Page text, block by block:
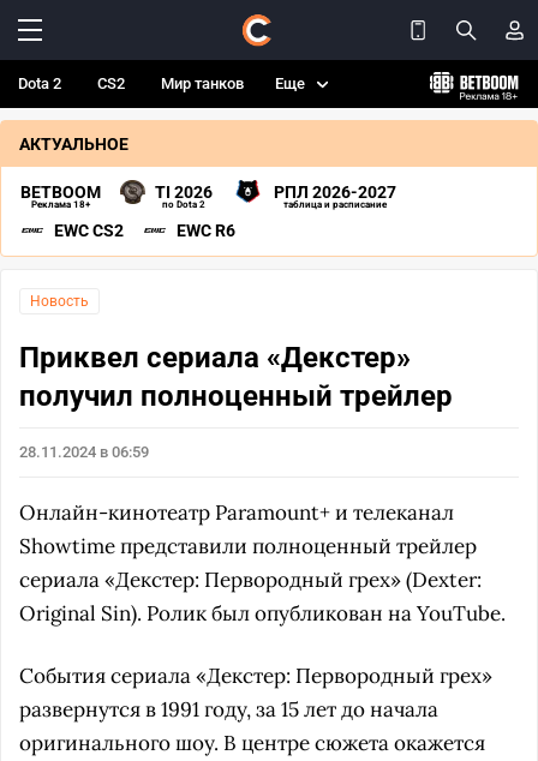
Dota 2 CS2 Мир танков Еще
АКТУАЛЬНОЕ
BETBOOM
Реклама 18+
TI 2026
по Dota 2
РПЛ 2026-2027
таблица и расписание
EWC CS2 EWC R6
Новость
Приквел сериала «Декстер»
получил полноценный трейлер
28.11.2024 в 06:59
Онлайн-кинотеатр Paramount+ и телеканал
Showtime представили полноценный трейлер
сериала «Декстер: Первородный грех» (Dexter:
Original Sin). Ролик был опубликован на YouTube.
События сериала «Декстер: Первородный грех»
развернутся в 1991 году, за 15 лет до начала
оригинального шоу. В центре сюжета окажется